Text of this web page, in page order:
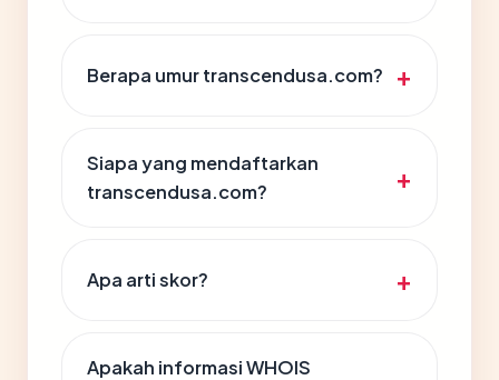
Berapa umur transcendusa.com?
Siapa yang mendaftarkan
transcendusa.com?
Apa arti skor?
Apakah informasi WHOIS